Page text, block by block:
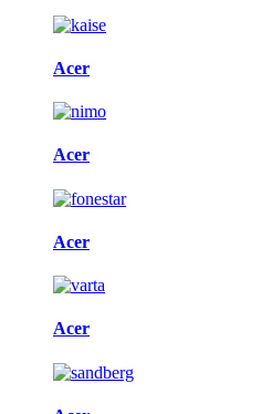
Acer
Acer
Acer
Acer